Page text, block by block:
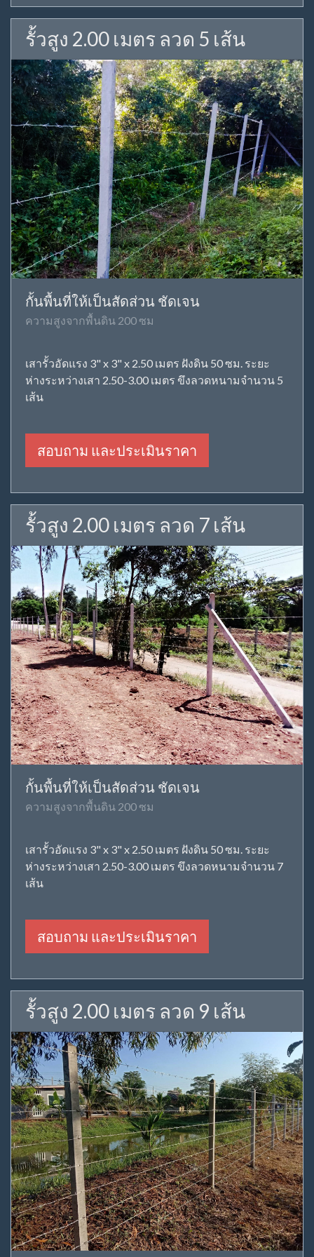
รั้วสูง 2.00 เมตร ลวด 5 เส้น
กั้นพื้นที่ให้เป็นสัดส่วน ชัดเจน
ความสูงจากพื้นดิน 200 ซม
เสารั้วอัดแรง 3" x 3" x 2.50 เมตร ฝังดิน 50 ซม. ระยะ
ห่างระหว่างเสา 2.50-3.00 เมตร ขึงลวดหนามจำนวน 5
เส้น
สอบถาม และประเมินราคา
รั้วสูง 2.00 เมตร ลวด 7 เส้น
กั้นพื้นที่ให้เป็นสัดส่วน ชัดเจน
ความสูงจากพื้นดิน 200 ซม
เสารั้วอัดแรง 3" x 3" x 2.50 เมตร ฝังดิน 50 ซม. ระยะ
ห่างระหว่างเสา 2.50-3.00 เมตร ขึงลวดหนามจำนวน 7
เส้น
สอบถาม และประเมินราคา
รั้วสูง 2.00 เมตร ลวด 9 เส้น